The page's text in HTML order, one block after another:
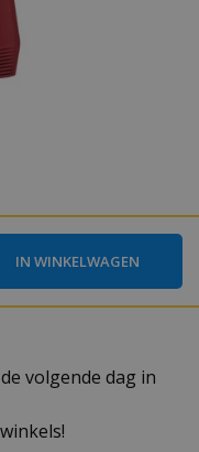
volgende dag in